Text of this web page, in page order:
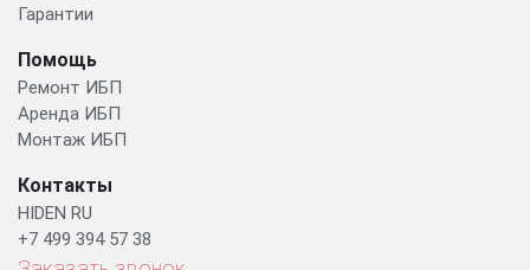
Гарантии
Помощь
Ремонт ИБП
Аренда ИБП
Монтаж ИБП
Контакты
HIDEN RU
+7 499 394 57 38